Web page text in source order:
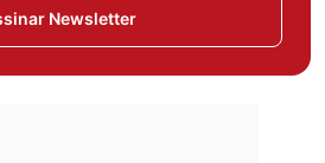
Newsletter